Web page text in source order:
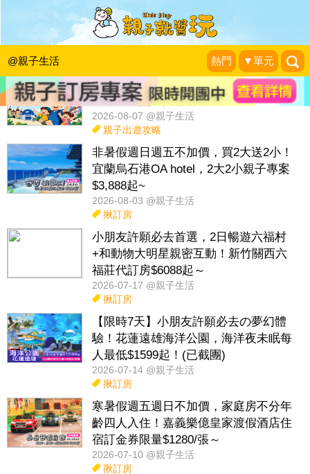
@親子生活 熱門 ▼單元
話題： 天冷保暖 親子話題 活動專區
父親節遊樂園優惠！六福村、天文館
「爸爸免費」入場～
2026-08-07 @親子生活
親子出遊攻略
非暑假週日週五不加價，買2大送2小！
宜蘭烏石港OA hotel，2大2小親子專案
$3,888起~
2026-08-03 @親子生活
揪訂房
小朋友許願必去首選，2日暢遊六福村
+和動物大明星親密互動！新竹關西六
福莊代訂房$6088起～
2026-07-17 @親子生活
揪訂房
【限時7天】小朋友許願必去の夢幻體
驗！花蓮遠雄海洋公園，海洋夜未眠每
人最低$1599起！(已截團)
2026-07-14 @親子生活
揪訂房
寒暑假週五週日不加價，家庭房不分年
齡四人入住！嘉義樂億皇家渡假酒店住
宿訂金券限量$1280/張～
2026-07-10 @親子生活
揪訂房